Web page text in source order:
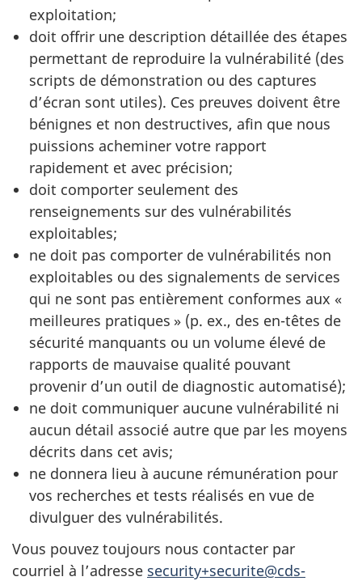
exploitation;
doit offrir une description détaillée des étapes
permettant de reproduire la vulnérabilité (des
scripts de démonstration ou des captures
d’écran sont utiles). Ces preuves doivent être
bénignes et non destructives, afin que nous
puissions acheminer votre rapport
rapidement et avec précision;
doit comporter seulement des
renseignements sur des vulnérabilités
exploitables;
ne doit pas comporter de vulnérabilités non
exploitables ou des signalements de services
qui ne sont pas entièrement conformes aux «
meilleures pratiques » (p. ex., des en-têtes de
sécurité manquants ou un volume élevé de
rapports de mauvaise qualité pouvant
provenir d’un outil de diagnostic automatisé);
ne doit communiquer aucune vulnérabilité ni
aucun détail associé autre que par les moyens
décrits dans cet avis;
ne donnera lieu à aucune rémunération pour
vos recherches et tests réalisés en vue de
divulguer des vulnérabilités.
Vous pouvez toujours nous contacter par
courriel à l’adresse security+securite@cds-